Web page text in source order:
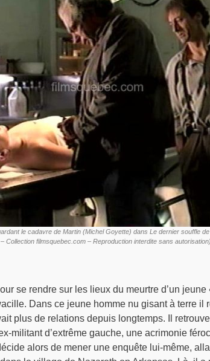
le cadavre de Martin (Michel Goyette) dans Le dernier souffle
Collection filmsquebec.com – Reproduction interdite sans autorisation)
se rendre sur les lieux du meurtre d’un jeune
Dans ce jeune homme nu gisant à terre il
plus de relations depuis longtemps. Il
militant d’extrême gauche, une acrimonie
alors de mener une enquête lui-même,